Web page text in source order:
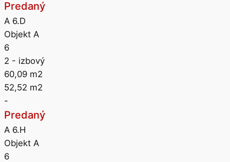
Predaný
A 6.D
Objekt A
6
2 - izbový
60,09 m2
52,52 m2
-
Predaný
A 6.H
Objekt A
6